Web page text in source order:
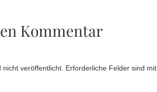
Kommentar
nicht veröffentlicht. Erforderliche Felder sind mit